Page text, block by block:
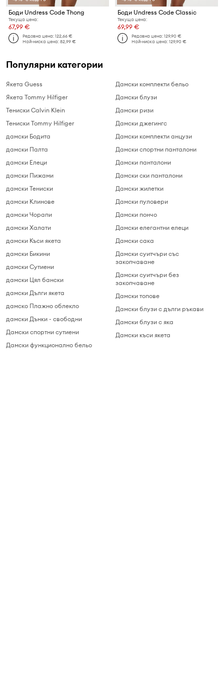
Боди Undress Code Thong
Текуща цена:
67,99 €
Редовна цена:122,66 €
Най-ниска цена:82,99 €
Боди Undress Code Classic
Текуща цена:
69,99 €
Редовна цена:129,90 €
Най-ниска цена:129,90 €
Популярни категории
Якета Guess
Якета Tommy Hilfiger
Тениски Calvin Klein
Тениски Tommy Hilfiger
дамски Бодита
дамски Палта
дамски Елеци
дамски Пижами
дамски Тениски
дамски Клинове
дамски Чорапи
дамски Халати
дамски Къси якета
дамски Бикини
дамски Сутиени
дамски Цял бански
дамски Дълги якета
дамскo Плажно облекло
дамски Дънки - свободни
Дамски спортни сутиени
Дамски функционално бельо
Дамски комплекти бельо
Дамски блузи
Дамски ризи
Дамски джегингс
Дамски комплекти анцузи
Дамски спортни панталони
Дамски панталони
Дамски ски панталони
Дамски жилетки
Дамски пуловери
Дамски пончо
Дамски елегантни елеци
Дамски сака
Дамски суитчъри cъс
закопчаване
Дамски суитчъри без
закопчаване
Дамски топове
Дамски блузи с дълги ръкави
Дамски блузи c яка
Дамски къси якета